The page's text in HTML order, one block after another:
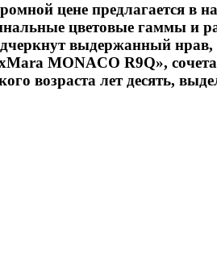
цене предлагается в
цветовые гаммы и
выдержанный нрав,
MONACO R9Q»,
возраста лет десять,